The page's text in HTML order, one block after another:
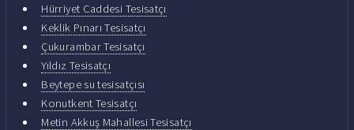
Hürriyet Caddesi Tesisatçı
Keklik Pınarı Tesisatçı
Çukurambar Tesisatçı
Yıldız Tesisatçı
Beytepe su tesisatçısı
Konutkent Tesisatçı
Metin Akkuş Mahallesi Tesisatçı